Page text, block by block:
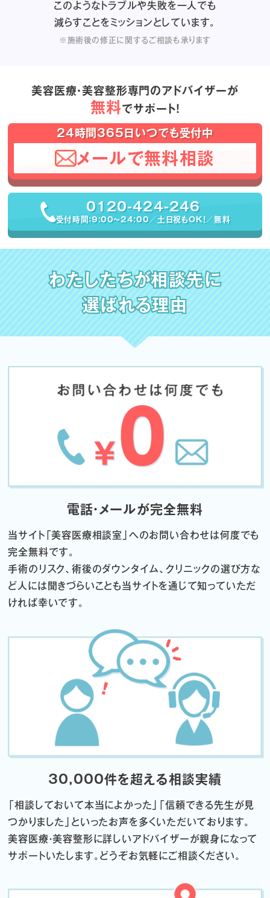
このようなトラブルや失敗を一人でも
減らすことをミッションとしています。
※施術後の修正に関するご相談も承ります
美容医療・美容整形専門のアドバイザーが
無料でサポート！
24時間365日いつでも受付中
メールで無料相談
0120-424-246
受付時間：9:00〜24:00／土日祝もOK！／無料
わたしたちが相談先に
選ばれる理由
電話・メールが完全無料
当サイト「美容医療相談室」へのお問い合わせは何度でも
完全無料です。
手術のリスク、術後のダウンタイム、クリニックの選び方な
ど 人には聞きづらいことも当サイトを通じて知っていただ
ければ幸いです。
30,000件を超える相談実績
「相談しておいて本当によかった」「信頼できる先生が見
つかりました」 といったお声を多くいただいております。
美容医療・美容整形に詳しいアドバイザーが親身になって
サポートいたします。 どうぞお気軽にご相談ください。